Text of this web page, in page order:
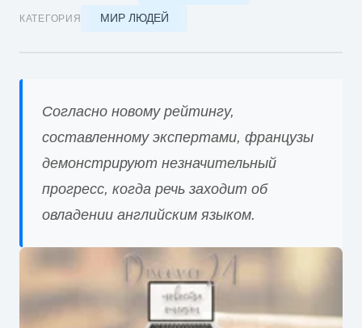
КАТЕГОРИЯ МИР ЛЮДЕЙ
Согласно новому рейтингу,
составленному экспертами, французы
демонстрируют незначительный
прогресс, когда речь заходит об
овладении английским языком.